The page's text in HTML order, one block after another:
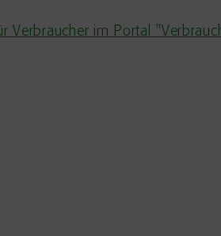
Verbraucher im Portal